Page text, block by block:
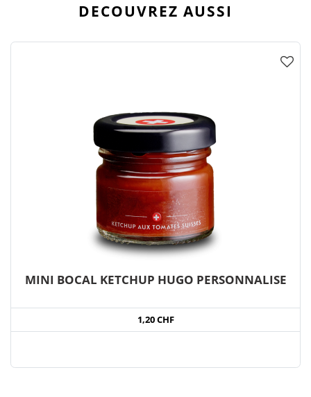
DECOUVREZ AUSSI
MINI BOCAL KETCHUP HUGO PERSONNALISE
1,20 CHF